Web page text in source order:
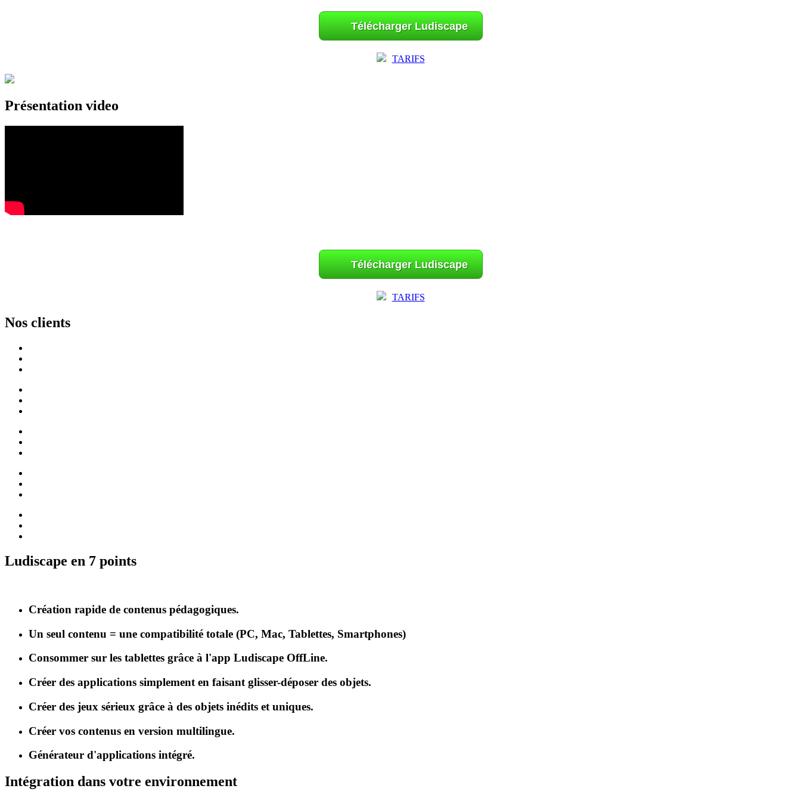
Télécharger Ludiscape
TARIFS
Présentation video
Télécharger Ludiscape
TARIFS
Nos clients
Ludiscape en 7 points
Création rapide de contenus pédagogiques.
Un seul contenu = une compatibilité totale (PC, Mac, Tablettes, Smartphones)
Consommer sur les tablettes grâce à l'app Ludiscape OffLine.
Créer des applications simplement en faisant glisser-déposer des objets.
Créer des jeux sérieux grâce à des objets inédits et uniques.
Créer vos contenus en version multilingue.
Générateur d'applications intégré.
Intégration dans votre environnement